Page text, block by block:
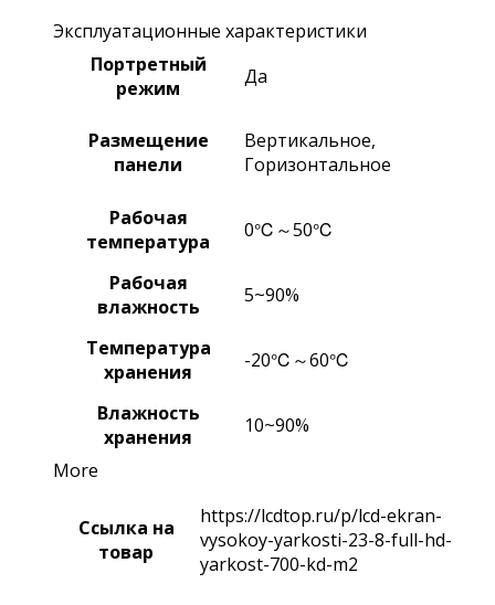
Эксплуатационные характеристики
Портретный
режим
Да
Размещение
панели
Вертикальное,
Горизонтальное
Рабочая
температура
0℃～50℃
Рабочая
влажность
5~90%
Температура
хранения
-20℃～60℃
Влажность
хранения
10~90%
More
Ссылка на
товар
https://lcdtop.ru/p/lcd-ekran-
vysokoy-yarkosti-23-8-full-hd-
yarkost-700-kd-m2